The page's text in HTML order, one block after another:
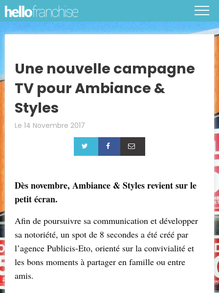
Une nouvelle campagne
TV pour Ambiance &
Styles
Le 14 Novembre 2017
Dès novembre, Ambiance & Styles revient sur le
petit écran.
Afin de poursuivre sa communication et développer
sa notoriété, un spot de 8 secondes a été créé par
l’agence Publicis-Eto, orienté sur la convivialité et
les bons moments à partager en famille ou entre
amis.